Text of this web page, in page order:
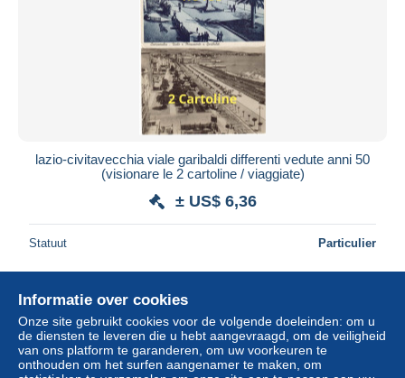
lazio-civitavecchia viale garibaldi differenti vedute anni 50
(visionare le 2 cartoline / viaggiate)
± US$ 6,36
Statuut Particulier
Informatie over cookies
Onze site gebruikt cookies voor de volgende doeleinden: om u
de diensten te leveren die u hebt aangevraagd, om de veiligheid
van ons platform te garanderen, om uw voorkeuren te
onthouden om het surfen aangenamer te maken, om